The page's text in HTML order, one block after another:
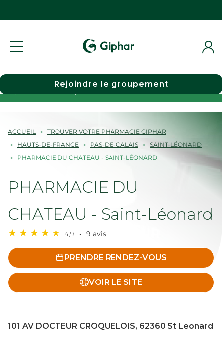
Choisir une pharmacie
Rejoindre le groupement
ACCUEIL
TROUVER VOTRE PHARMACIE GIPHAR
HAUTS-DE-FRANCE
PAS-DE-CALAIS
SAINT-LÉONARD
PHARMACIE DU CHATEAU - SAINT-LÉONARD
PHARMACIE DU
CHATEAU - Saint-Léonard
4,9 9 avis
PRENDRE RENDEZ-VOUS
VOIR LE SITE
101 AV DOCTEUR CROQUELOIS, 62360 St Leonard